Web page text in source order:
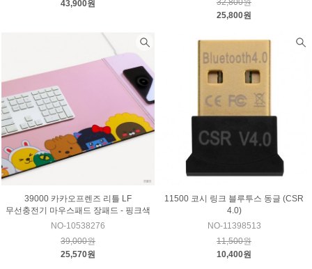
43,900원
32,800원
25,800원
39000 카카오프렌즈 리틀 LF
무선충전기 마우스패드 장패드 - 핑크색
NO-10538276
39,000원
25,570원
11500 코시 링크 블루투스 동글 (CSR
4.0)
NO-11398513
11,500원
10,400원